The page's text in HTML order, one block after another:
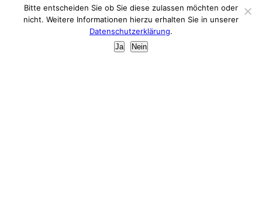
Vereinbarung telefonisch und persönlich für Sie
erreichbar.
info@avericon.de
Bitte entscheiden Sie ob Sie diese zulassen möchten oder
nicht. Weitere Informationen hierzu erhalten Sie in unserer
Datenschutzerklärung.
Ja Nein